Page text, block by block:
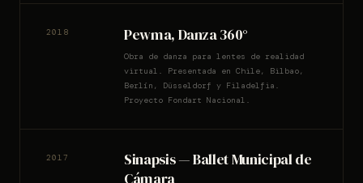
2018 Pewma, Danza 360°
Obra de danza para lentes de realidad
virtual. Presentada en Chile, Bilbao,
Berlín, Düsseldorf y Filadelfia.
Proyecto Fondart Nacional.
2017
Sinapsis — Ballet Municipal de